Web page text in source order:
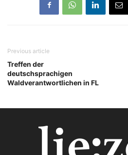
Previous article
Treffen der
deutschsprachigen
Waldverantwortlichen in FL